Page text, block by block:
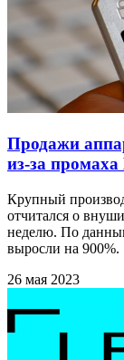
Продажи
из-за промаха
Крупный
отчитался о
неделю. По
выросли на 900%.
26 мая 2023